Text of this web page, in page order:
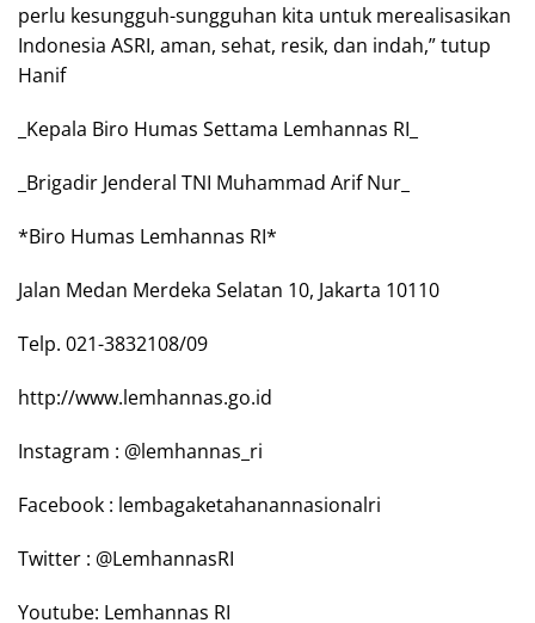
perlu kesungguh-sungguhan kita untuk merealisasikan
Indonesia ASRI, aman, sehat, resik, dan indah,” tutup
Hanif
_Kepala Biro Humas Settama Lemhannas RI_
_Brigadir Jenderal TNI Muhammad Arif Nur_
*Biro Humas Lemhannas RI*
Jalan Medan Merdeka Selatan 10, Jakarta 10110
Telp. 021-3832108/09
http://www.lemhannas.go.id
Instagram : @lemhannas_ri
Facebook : lembagaketahanannasionalri
Twitter : @LemhannasRI
Youtube: Lemhannas RI